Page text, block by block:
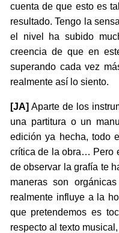
cuenta de que esto es
resultado. Tengo la
el nivel ha subido
creencia de que en
superando cada vez
realmente así lo siento.
[JA] Aparte de los
una partitura o un
edición ya hecha, todo
crítica de la obra… Pero
de observar la grafía te
maneras son
realmente influye a la
que pretendemos es
respecto al texto